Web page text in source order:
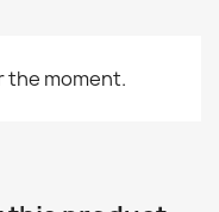
the moment.